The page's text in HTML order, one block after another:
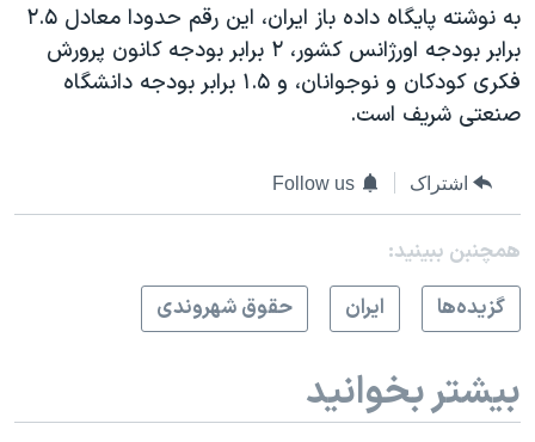
به نوشته پایگاه داده باز ایران، این رقم حدودا معادل ۲.۵
برابر بودجه اورژانس کشور، ۲ برابر بودجه کانون پرورش
فکری کودکان و نوجوانان، و ۱.۵ برابر بودجه دانشگاه
صنعتی شریف است.
اشتراک Follow us
همچنبن ببینید:
گزيده‌ها
ايران حقوق شهروندی
بیشتر بخوانید